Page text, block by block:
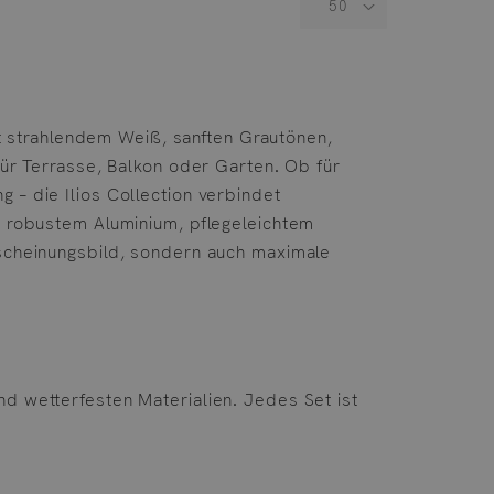
Weiß, sanften Grautönen,
Terrasse, Balkon oder Garten. Ob für
– die Ilios Collection verbindet
Aluminium, pflegeleichtem
sondern auch maximale
wetterfesten Materialien. Jedes Set ist